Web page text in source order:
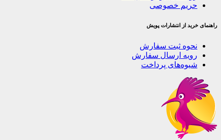
حریم خصوصی
راهنمای خرید از انتشارات پویش
نحوه ثبت سفارش
رویه ارسال سفارش
شیوه‌های پرداخت